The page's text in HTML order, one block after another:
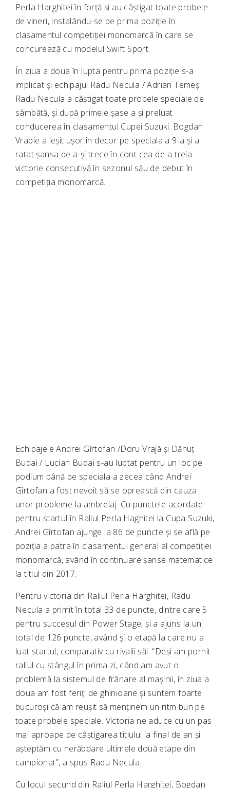
Perla Harghitei în forță și au câștigat toate probele
de vineri, instalându-se pe prima poziție în
clasamentul competiției monomarcă în care se
concurează cu modelul Swift Sport.
În ziua a doua în lupta pentru prima poziție s-a
implicat și echipajul Radu Necula / Adrian Temeș.
Radu Necula a câștigat toate probele speciale de
sâmbătă, și după primele șase a și preluat
conducerea în clasamentul Cupei Suzuki. Bogdan
Vrabie a ieșit ușor în decor pe speciala a 9-a și a
ratat șansa de a-și trece în cont cea de-a treia
victorie consecutivă în sezonul său de debut în
competiția monomarcă.
Echipajele Andrei Gîrtofan /Doru Vrajă și Dănuț
Budai / Lucian Budai s-au luptat pentru un loc pe
podium până pe speciala a zecea când Andrei
Gîrtofan a fost nevoit să se oprească din cauza
unor probleme la ambreiaj. Cu punctele acordate
pentru startul în Raliul Perla Haghitei la Cupa Suzuki,
Andrei Gîrtofan ajunge la 86 de puncte și se află pe
poziția a patra în clasamentul general al competiției
monomarcă, având în continuare șanse matematice
la titlul din 2017.
Pentru victoria din Raliul Perla Harghitei, Radu
Necula a primit în total 33 de puncte, dintre care 5
pentru succesul din Power Stage, și a ajuns la un
total de 126 puncte, având și o etapă la care nu a
luat startul, comparativ cu rivalii săi. “Deși am pornit
raliul cu stângul în prima zi, când am avut o
problemă la sistemul de frânare al mașinii, în ziua a
doua am fost feriți de ghinioane și suntem foarte
bucuroși că am reușit să menținem un ritm bun pe
toate probele speciale. Victoria ne aduce cu un pas
mai aproape de câștigarea titlului la final de an și
așteptăm cu nerăbdare ultimele două etape din
campionat”, a spus Radu Necula.
Cu locul secund din Raliul Perla Harghitei, Bogdan